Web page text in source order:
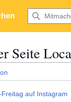
Seite
auf Instagram